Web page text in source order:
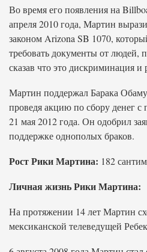
Во время его появления на
апреля 2010 года, Мартин
законом Arizona SB 1070,
требовать документы от людей,
сказав что это дискриминация и
Мартин поддержал Барака
проведя акцию по сбору денег
21 мая 2012 года. Он одобрил
поддержке однополых браков.
Рост Рики Мартина: 182
Личная жизнь Рики Мартина:
На протяжении 14 лет Мартин
мексиканской телеведущей